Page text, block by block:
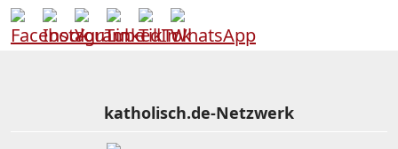
katholisch.de-Netzwerk